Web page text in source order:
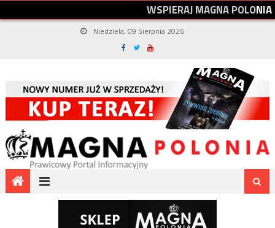
WSPIERAJMAGNAPOLONIA
Niedziela, 09 Sierpnia 2026